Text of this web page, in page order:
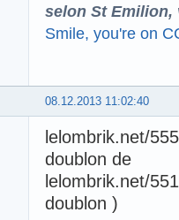
selon St Emilion,
Smile, you're on
08.12.2013 11:02:40
lelombrik.net/
doublon de
lelombrik.net/
doublon )